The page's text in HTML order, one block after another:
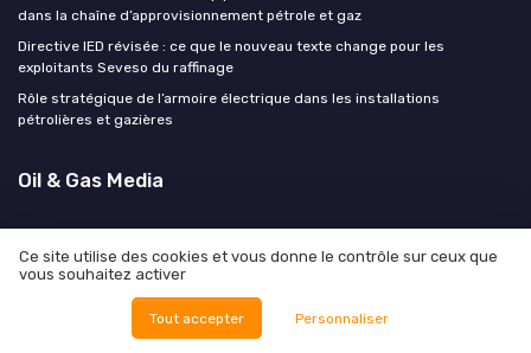
dans la chaîne d’approvisionnement pétrole et gaz
Directive IED révisée : ce que le nouveau texte change pour les
exploitants Seveso du raffinage
Rôle stratégique de l’armoire électrique dans les installations
pétrolières et gazières
Oil & Gas Media
Mentions légales
Politique de confidentialité
© Oil & Gas Media 2026
Ce site utilise des cookies et vous donne le contrôle sur ceux que
vous souhaitez activer
Tout accepter Personnaliser